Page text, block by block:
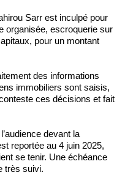
Sarr est inculpé pour
organisée, escroquerie sur
pour un montant
des informations
immobiliers sont saisis,
ces décisions et fait
devant la
reportée au 4 juin 2025,
se tenir. Une échéance
très suivi.